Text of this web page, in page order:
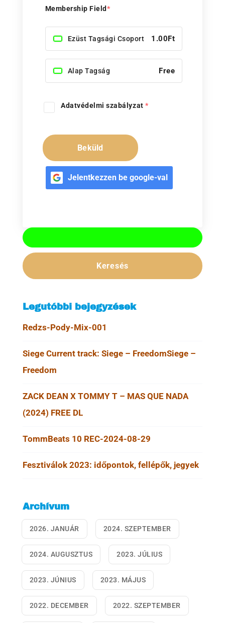
Membership Field*
Ezüst Tagsági Csoport 1.00Ft
Alap Tagság Free
Adatvédelmi szabályzat*
Beküld
Jelentkezzen be google-val
Legutóbbi bejegyzések
Redzs-Pody-Mix-001
Siege Current track: Siege – FreedomSiege –
Freedom
ZACK DEAN X TOMMY T – MAS QUE NADA
(2024) FREE DL
TommBeats 10 REC-2024-08-29
Fesztiválok 2023: időpontok, fellépők, jegyek
Archívum
2026. JANUÁR 2024. SZEPTEMBER
2024. AUGUSZTUS 2023. JÚLIUS
2023. JÚNIUS 2023. MÁJUS
2022. DECEMBER 2022. SZEPTEMBER